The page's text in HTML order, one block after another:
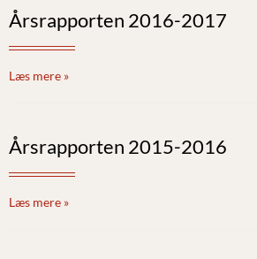
Årsrapporten 2016-2017
Læs mere »
Årsrapporten 2015-2016
Læs mere »